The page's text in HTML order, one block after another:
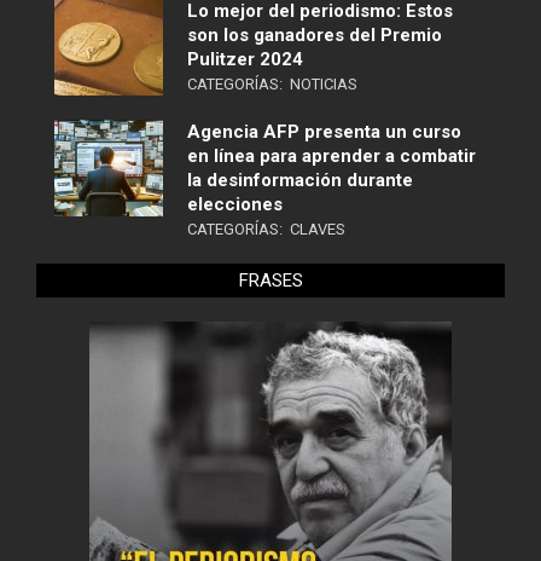
Lo mejor del periodismo: Estos
son los ganadores del Premio
Pulitzer 2024
CATEGORÍAS: NOTICIAS
Agencia AFP presenta un curso
en línea para aprender a combatir
la desinformación durante
elecciones
CATEGORÍAS: CLAVES
FRASES